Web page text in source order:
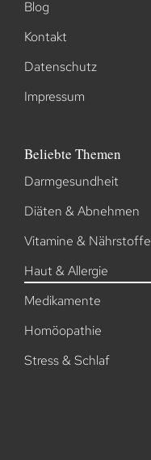
Blog
Kontakt
Datenschutz
Impressum
Beliebte Themen
Darmgesundheit
Diäten & Abnehmen
Vitamine & Nährstoffe
Haut & Allergie
Medikamente
Homöopathie
Stress & Schlaf